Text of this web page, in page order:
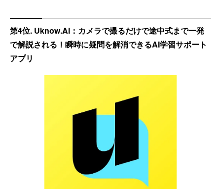
第4位. Uknow.AI：カメラで撮るだけで途中式まで一発
で解説される！瞬時に疑問を解消できるAI学習サポート
アプリ